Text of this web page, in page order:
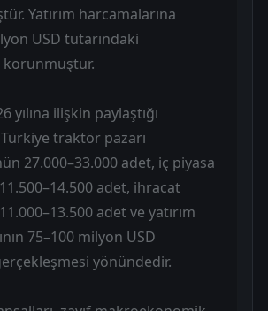
Yatırım harcamalarına
USD tutarındaki
yılına ilişkin paylaştığı
traktör pazarı
27.000–33.000 adet, iç piyasa
11.500–14.500 adet, ihracat
adet ve yatırım
75–100 milyon USD
yönündedir.